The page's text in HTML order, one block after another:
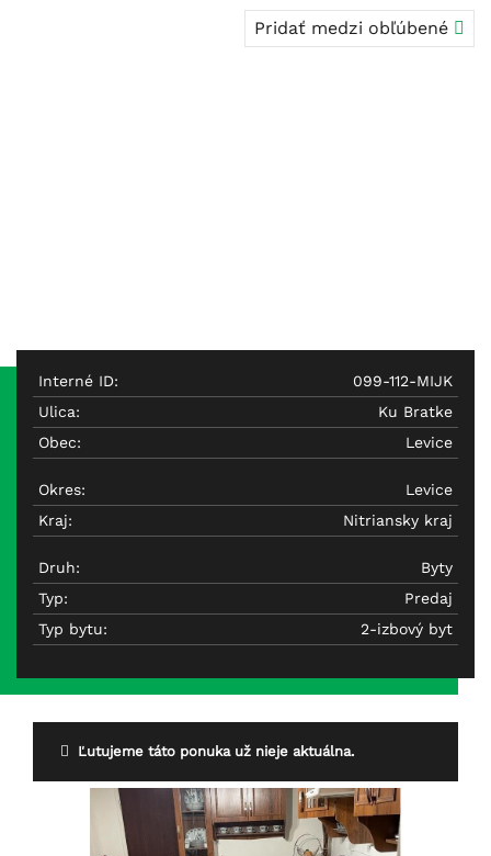
Pridať medzi obľúbené
Interné ID:
099-112-MIJK
Ulica:
Ku Bratke
Obec:
Levice
Okres:
Levice
Kraj:
Nitriansky kraj
Druh:
Byty
Typ:
Predaj
Typ bytu:
2-izbový byt
Ľutujeme táto ponuka už nieje aktuálna.